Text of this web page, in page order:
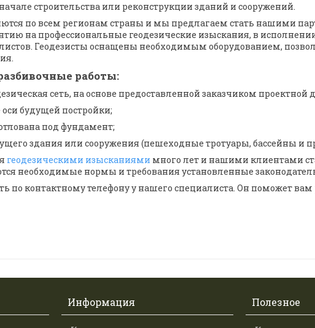
строительства или реконструкции зданий и сооружений.
по всем регионам страны и мы предлагаем стать нашими
на профессиональные геодезические изыскания, в
Геодезисты оснащены необходимым оборудованием,
работы:
сеть, на основе предоставленной заказчиком проектной
будущей постройки;
под фундамент;
здания или сооружения (пешеходные тротуары, бассейны и
геодезическими изысканиями много лет и нашими клиентами
необходимые нормы и требования установленные
по контактному телефону у нашего специалиста. Он поможет вам
Информация Полезное